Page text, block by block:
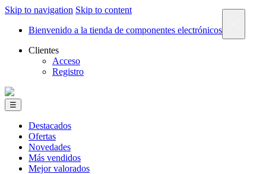
Skip to navigation Skip to content
Bienvenido a la tienda de componentes electrónicos
Clientes
Acceso
Registro
☰
Destacados
Ofertas
Novedades
Más vendidos
Mejor valorados